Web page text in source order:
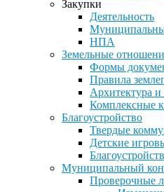
Закупки
Деятельность
НПА
Земельные
Формы
Правила
Архитектура и
Комплексные
Благоустройство
Твердые
Детские
Муниципальный
Проверочные